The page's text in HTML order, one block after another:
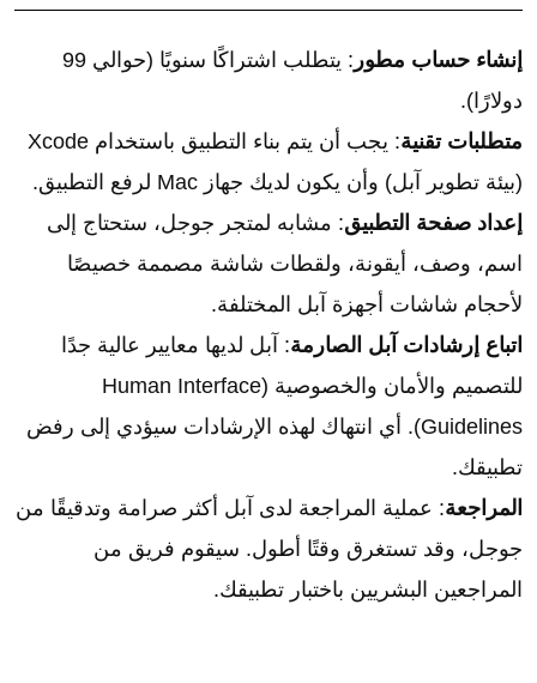
إنشاء حساب مطور
: يتطلب اشتراكًا سنويًا (حوالي 99
دولارًا).
متطلبات تقنية
: يجب أن يتم بناء التطبيق باستخدام Xcode
(بيئة تطوير آبل) وأن يكون لديك جهاز Mac لرفع التطبيق.
إعداد صفحة التطبيق: مشابه لمتجر جوجل، ستحتاج إلى
اسم، وصف، أيقونة، ولقطات شاشة مصممة خصيصًا
لأحجام شاشات أجهزة آبل المختلفة.
اتباع إرشادات آبل الصارمة: آبل لديها معايير عالية جدًا
للتصميم والأمان والخصوصية (Human Interface
Guidelines). أي انتهاك لهذه الإرشادات سيؤدي إلى رفض
تطبيقك.
المراجعة: عملية المراجعة لدى آبل أكثر صرامة وتدقيقًا من
جوجل، وقد تستغرق وقتًا أطول. سيقوم فريق من
المراجعين البشريين باختبار تطبيقك.